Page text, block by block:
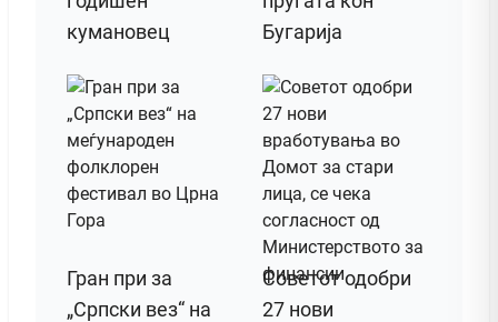
кумановец
Бугарија
Гран при за
„Српски вез“ на
Советот одобри
27 нови